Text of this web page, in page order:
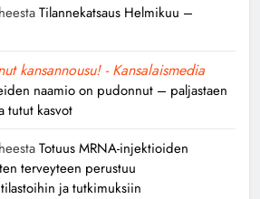
Tilannekatsaus Helmikuu –
kansannousu! - Kansalaismedia
naamio on pudonnut – paljastaen
tutut kasvot
Totuus MRNA-injektioiden
terveyteen perustuu
ja tutkimuksiin